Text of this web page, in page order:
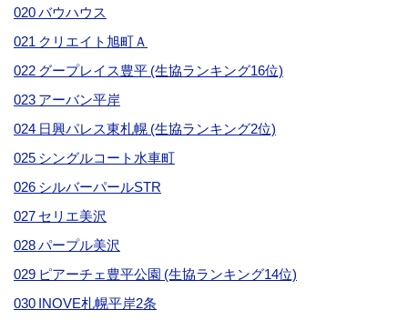
020 バウハウス
021 クリエイト旭町Ａ
022 グープレイス豊平 (生協ランキング16位)
023 アーバン平岸
024 日興パレス東札幌 (生協ランキング2位)
025 シングルコート水車町
026 シルバーパールSTR
027 セリエ美沢
028 パープル美沢
029 ピアーチェ豊平公園 (生協ランキング14位)
030 INOVE札幌平岸2条